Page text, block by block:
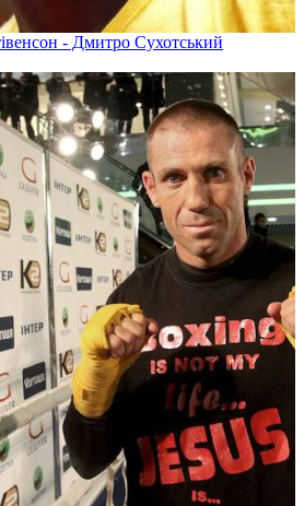
- Дмитро Сухотський